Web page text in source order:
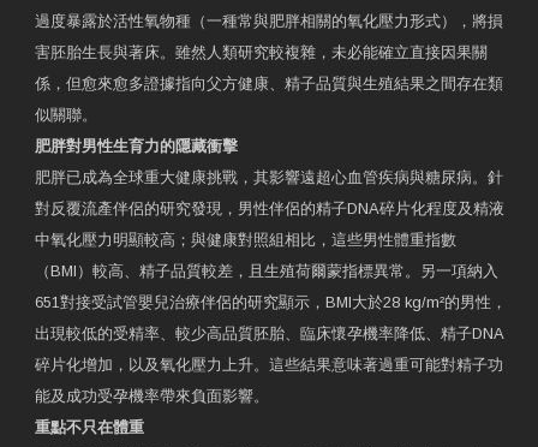
過度暴露於活性氧物種（一種常與肥胖相關的氧化壓力形式），將損
害胚胎生長與著床。雖然人類研究較複雜，未必能確立直接因果關
係，但愈來愈多證據指向父方健康、精子品質與生殖結果之間存在類
似關聯。
肥胖對男性生育力的隱藏衝擊
肥胖已成為全球重大健康挑戰，其影響遠超心血管疾病與糖尿病。針
對反覆流產伴侶的研究發現，男性伴侶的精子DNA碎片化程度及精液
中氧化壓力明顯較高；與健康對照組相比，這些男性體重指數
（BMI）較高、精子品質較差，且生殖荷爾蒙指標異常。另一項納入
651對接受試管嬰兒治療伴侶的研究顯示，BMI大於28 kg/m²的男性，
出現較低的受精率、較少高品質胚胎、臨床懷孕機率降低、精子DNA
碎片化增加，以及氧化壓力上升。這些結果意味著過重可能對精子功
能及成功受孕機率帶來負面影響。
重點不只在體重